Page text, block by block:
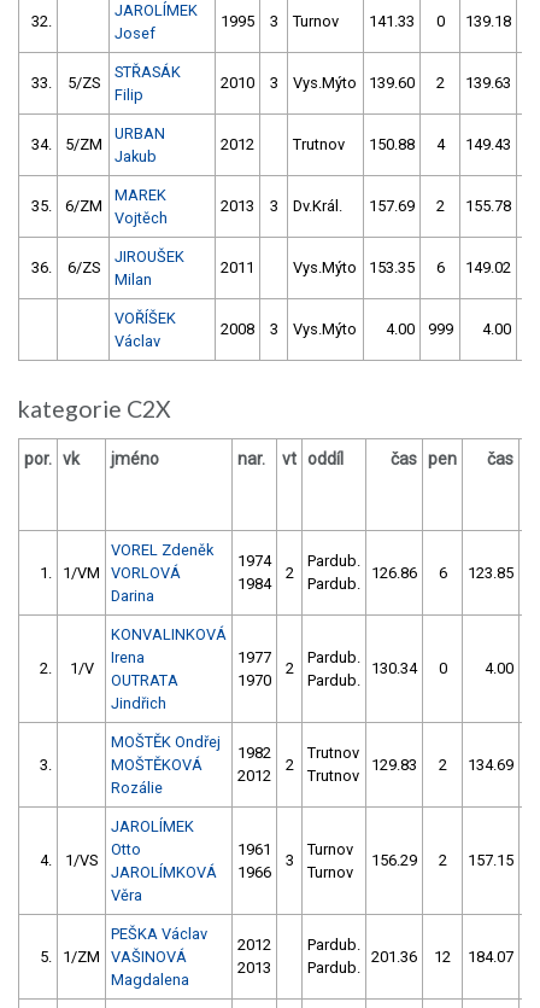
32.
JAROLÍMEK
Josef
1995 3 Turnov 141.33 0 139.18
33. 5/ZS
STŘASÁK
Filip
2010 3 Vys.Mýto 139.60 2 139.63
34. 5/ZM
URBAN
Jakub
2012 Trutnov 150.88 4 149.43
35. 6/ZM
MAREK
Vojtěch
2013 3 Dv.Král. 157.69 2 155.78
36. 6/ZS
JIROUŠEK
Milan
2011 Vys.Mýto 153.35 6 149.02
VOŘÍŠEK
Václav
2008 3 Vys.Mýto 4.00 999 4.00
kategorie C2X
por. vk jméno nar. vt oddíl čas pen čas
1. 1/VM
VOREL Zdeněk
VORLOVÁ
Darina
1974
1984
2
Pardub.
Pardub.
126.86 6 123.85
2. 1/V
KONVALINKOVÁ
Irena
OUTRATA
Jindřich
1977
1970
2
Pardub.
Pardub.
130.34 0 4.00
3.
MOŠTĚK Ondřej
MOŠTĚKOVÁ
Rozálie
1982
2012
2
Trutnov
Trutnov
129.83 2 134.69
4. 1/VS
JAROLÍMEK
Otto
JAROLÍMKOVÁ
Věra
1961
1966
3
Turnov
Turnov
156.29 2 157.15
5. 1/ZM
PEŠKA Václav
VAŠINOVÁ
Magdalena
2012
2013
Pardub.
Pardub.
201.36 12 184.07